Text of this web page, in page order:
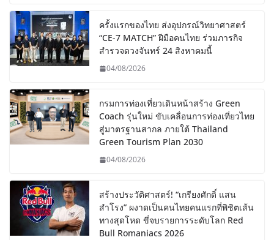
ครั้งแรกของไทย ส่งอุปกรณ์วิทยาศาสตร์
“CE-7 MATCH” ฝีมือคนไทย ร่วมภารกิจ
สำรวจดวงจันทร์ 24 สิงหาคมนี้
04/08/2026
กรมการท่องเที่ยวเดินหน้าสร้าง Green
Coach รุ่นใหม่ ขับเคลื่อนการท่องเที่ยวไทย
สู่มาตรฐานสากล ภายใต้ Thailand
Green Tourism Plan 2030
04/08/2026
สร้างประวัติศาสตร์! “เกรียงศักดิ์ แสน
สำโรง” ผงาดเป็นคนไทยคนแรกที่พิชิตเส้น
ทางสุดโหด ขี่จบรายการระดับโลก Red
Bull Romaniacs 2026